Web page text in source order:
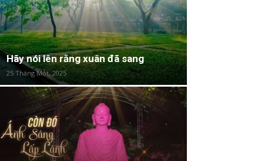
Hãy nói lên rằng xuân đã sang
25 Tháng Một, 2025